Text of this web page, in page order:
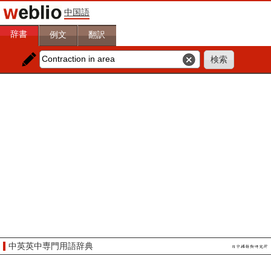
中国語
辞書 例文 翻訳
中英英中専門用語辞典